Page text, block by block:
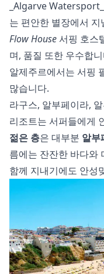
_Algarve
는 편안한 별장에서 지
Flow House서핑 호스
며, 품질 또한 우수합
알제주르에서는 서핑
많습니다.
라구스, 알부페이라,
리조트는 서퍼들에게
젊은 층은 대부분 알부
름에는 잔잔한 바다와
함께 지내기에도 안성